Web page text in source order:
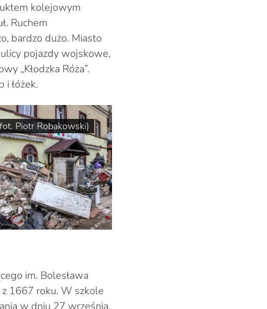
kolejowym
Ruchem
bardzo dużo. Miasto
pojazdy wojskowe,
„Kłodzka Róża”.
i łóżek.
Piotr Robakowski)
im. Bolesława
1667 roku. W szkole